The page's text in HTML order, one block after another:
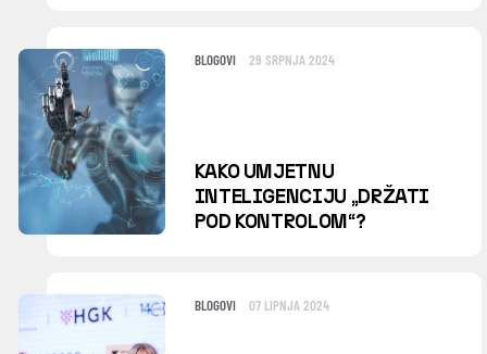
BLOGOVI 29 SRPNJA 2024
KAKO UMJETNU
INTELIGENCIJU „DRŽATI
POD KONTROLOM“?
BLOGOVI 07 LIPNJA 2024